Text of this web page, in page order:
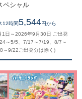
ペシャル
12時間5,544円から
1日～2026年9月30日 ご出発
～5/5、7/17～7/19、8/7～
～9/22ご出発分は除く)